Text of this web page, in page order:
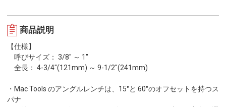
商品説明
【仕様】
呼びサイズ： 3/8" ～ 1"
全長： 4-3/4"(121mm) ～ 9-1/2"(241mm)
・Mac Tools のアングルレンチは、15°と 60°のオフセットを持つス
パナ